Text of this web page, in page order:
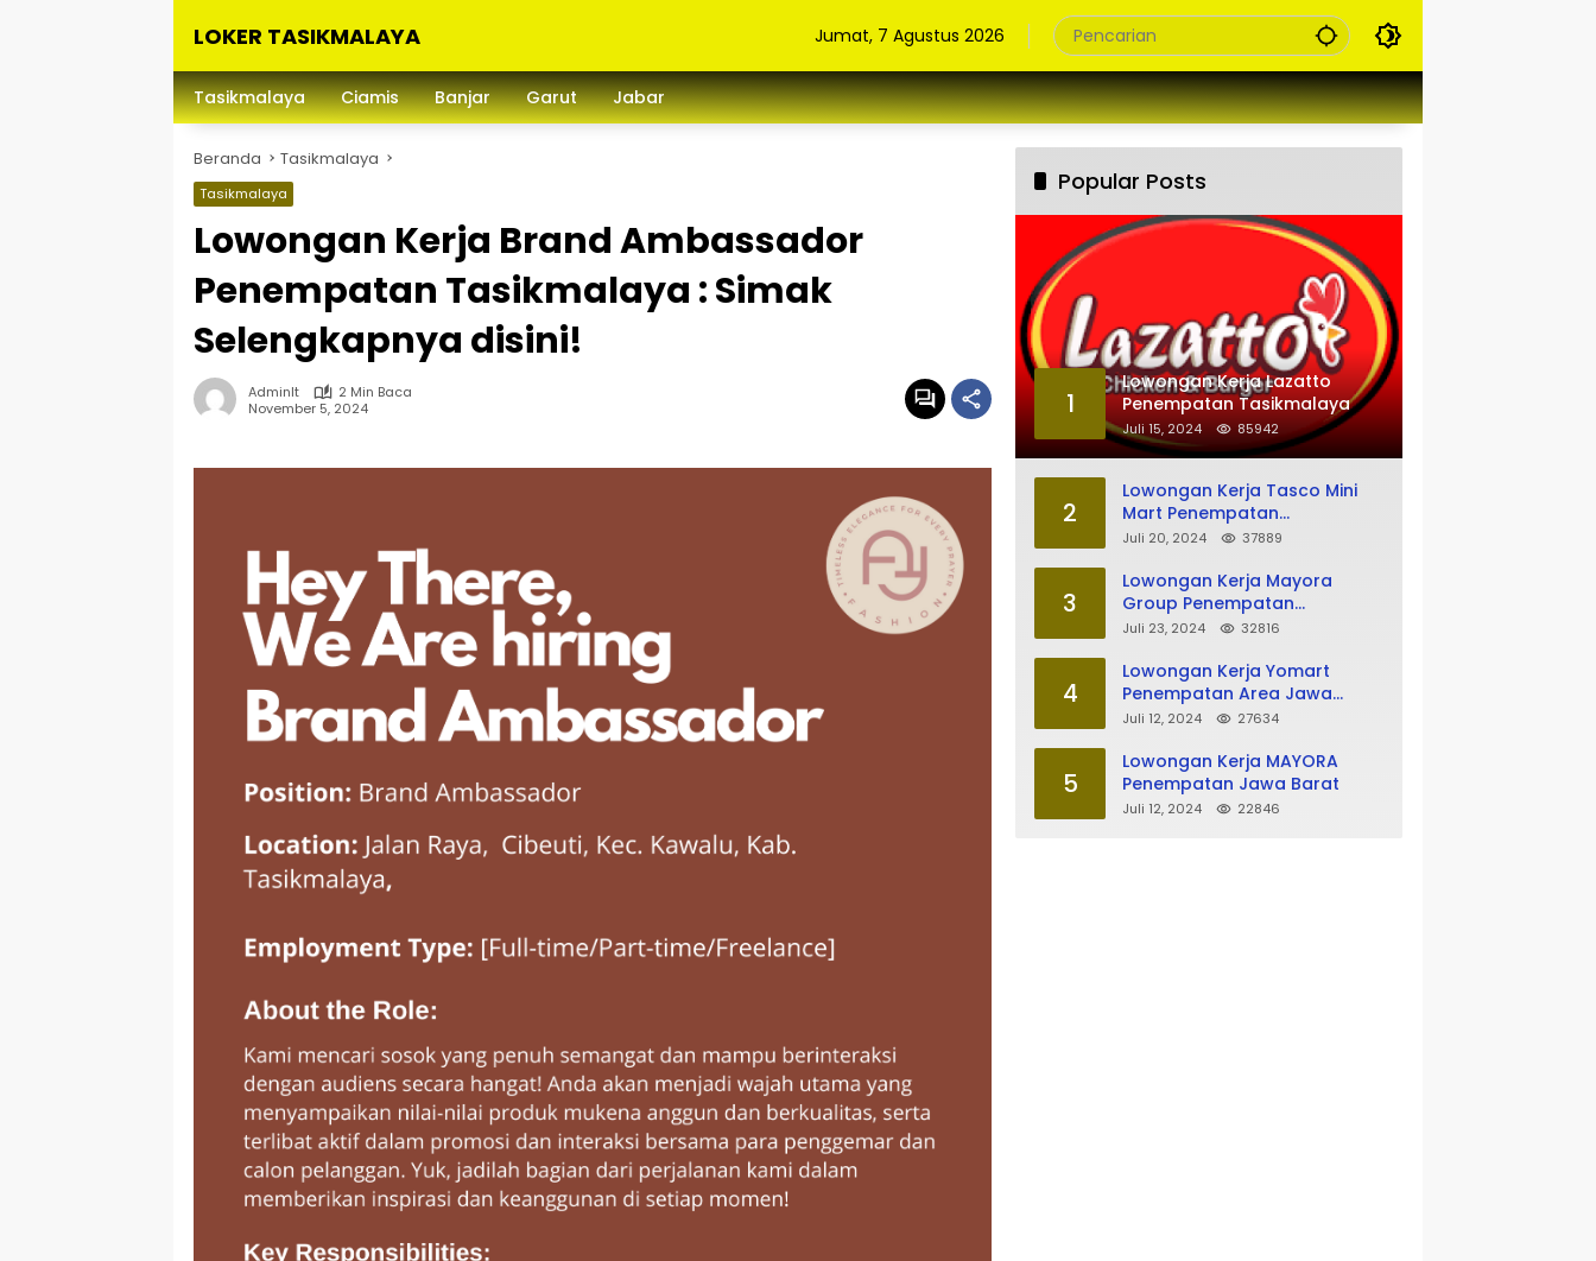
LOKER TASIKMALAYA
Lowongan
Kerja
dan
Sekitarna
Jumat, 7 Agustus 2026
Tasikmalaya Ciamis Banjar Garut Jabar
Beranda Tasikmalaya
Tasikmalaya
Lowongan Kerja Brand Ambassador
Penempatan Tasikmalaya : Simak
Selengkapnya disini!
Adminlt
2 Min Baca
November 5, 2024
Popular Posts
1
Lowongan Kerja Lazatto
Penempatan Tasikmalaya
Juli 15, 2024 85942
2
Lowongan Kerja Tasco Mini
Mart Penempatan
Tasikmalaya
Juli 20, 2024 37889
3
Lowongan Kerja Mayora
Group Penempatan
Tasikmalaya
Juli 23, 2024 32816
4
Lowongan Kerja Yomart
Penempatan Area Jawa
Barat
Juli 12, 2024 27634
5
Lowongan Kerja MAYORA
Penempatan Jawa Barat
Juli 12, 2024 22846